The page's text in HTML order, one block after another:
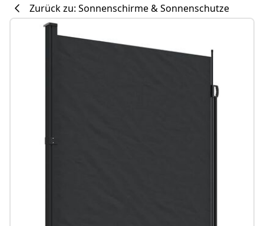
Zurück zu: Sonnenschirme & Sonnenschutze